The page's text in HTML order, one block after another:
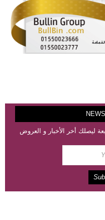
ليصلك أخر الأخبار و العروض